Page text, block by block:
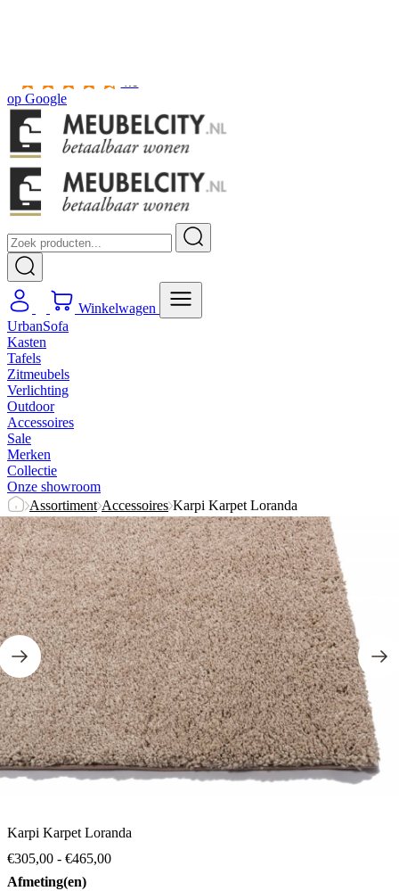
4.5
op Google
Winkelwagen
UrbanSofa
Kasten
Tafels
Zitmeubels
Verlichting
Outdoor
Accessoires
Sale
Merken
Collectie
Onze showroom
Assortiment Accessoires Karpi Karpet Loranda
Karpi Karpet Loranda
€305,00 - €465,00Prijsklasse: €305,00 tot €465,00
Afmeting(en)